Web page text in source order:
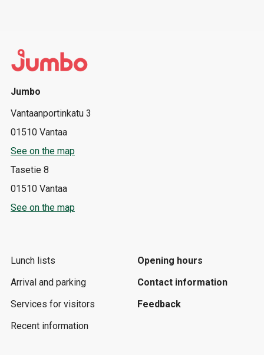
Jumbo
Vantaanportinkatu 3
01510 Vantaa
See on the map
Tasetie 8
01510 Vantaa
See on the map
Lunch lists
Arrival and parking
Services for visitors
Recent information
Opening hours
Contact information
Feedback